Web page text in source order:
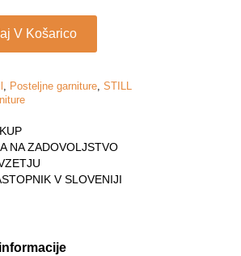
V Košarico
, Posteljne garniture, STILL
NA ZADOVOLJSTVO
V SLOVENIJI